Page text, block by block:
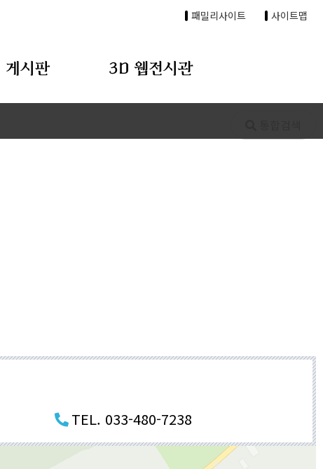
패밀리사이트 사이트맵
게시판 3D 웹전시관
TEL. 033-480-7238